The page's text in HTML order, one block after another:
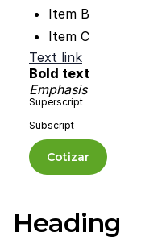
Item B
Item C
Text link
Bold text
Emphasis
Superscript
Subscript
Cotizar
Heading